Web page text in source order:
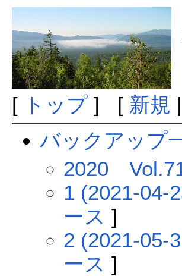
[ トップ] [ 新規 |
バックアップ
2020
1 (2021-04-
ース ]
2 (2021-05-
ース ]